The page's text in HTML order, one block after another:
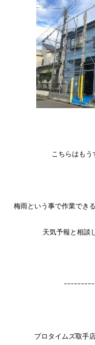
こちらはもう
梅雨という事で作業でき
天気予報と相談
ｰｰｰｰｰｰｰｰ
プロタイムズ取手